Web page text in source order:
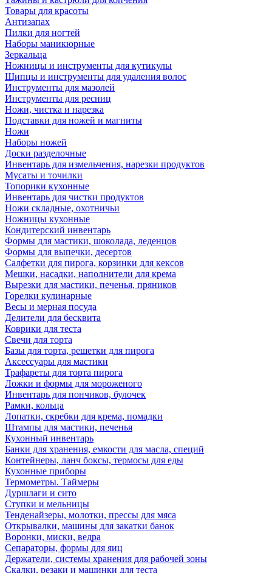
Товары для красоты
Антизапах
Пилки для ногтей
Наборы маникюрные
Зеркальца
Ножницы и инструменты для кутикулы
Щипцы и инструменты для удаления волос
Инструменты для мазолей
Инструменты для ресниц
Ножи, чистка и нарезка
Подставки для ножей и магниты
Ножи
Наборы ножей
Доски разделочные
Инвентарь для измельчения, нарезки продуктов
Мусаты и точилки
Топорики кухонные
Инвентарь для чистки продуктов
Ножи складные, охотничьи
Ножницы кухонные
Кондитерский инвентарь
Формы для мастики, шоколада, леденцов
Формы для выпечки, десертов
Салфетки для пирога, корзинки для кексов
Мешки, насадки, наполнители для крема
Вырезки для мастики, печенья, пряников
Горелки кулинарные
Весы и мерная посуда
Делители для бесквита
Коврики для теста
Свечи для торта
Базы для торта, решетки для пирога
Аксессуары для мастики
Трафареты для торта пирога
Ложки и формы для мороженого
Инвентарь для пончиков, булочек
Рамки, кольца
Лопатки, скребки для крема, помадки
Штампы для мастики, печенья
Кухонный инвентарь
Банки для хранения, емкости для масла, специй
Контейнеры, ланч боксы, термосы для еды
Кухонные приборы
Термометры. Таймеры
Дуршлаги и сито
Ступки и мельницы
Тенденайзеры, молотки, прессы для мяса
Открывалки, машины для закатки банок
Воронки, миски, ведра
Сепараторы, формы для яиц
Держатели, системы хранения для рабочей зоны
Скалки, резаки и машинки для теста